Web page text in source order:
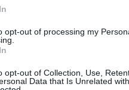
opt-out of processing my
opt-out of Collection, Use,
Data that Is Unrelated
között mindig
–, akiknek nem